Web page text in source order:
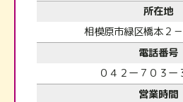
所在地
相模原市緑区橋本２
電話番号
０４２ー７０３ー
営業時間